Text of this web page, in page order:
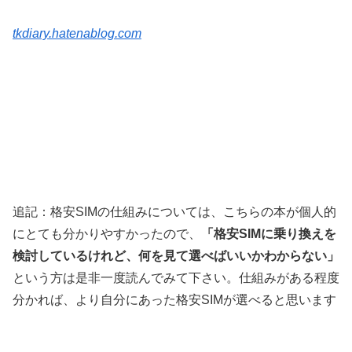
tkdiary.hatenablog.com
追記：格安SIMの仕組みについては、こちらの本が個人的
にとても分かりやすかったので、
「格安SIMに乗り換えを
検討しているけれど、何を見て選べばいいかわからない」
という方は是非一度読んでみて下さい。仕組みがある程度
分かれば、より自分にあった格安SIMが選べると思います